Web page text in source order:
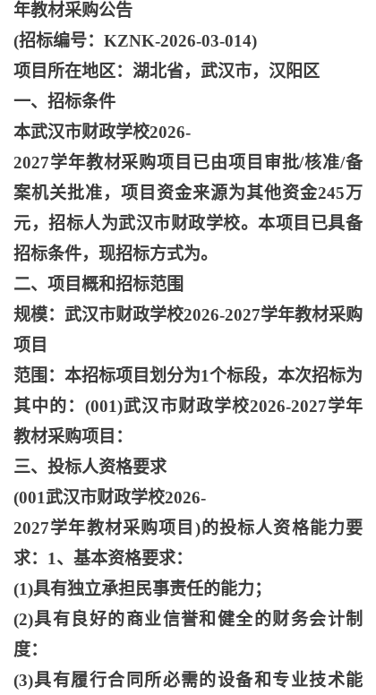
年教材采购公告
(招标编号：KZNK-2026-03-014)
项目所在地区：湖北省，武汉市，汉阳区
一、招标条件
本武汉市财政学校2026-
2027学年教材采购项目已由项目审批/核准/备
案机关批准，项目资金来源为其他资金245万
元，招标人为武汉市财政学校。本项目已具备
招标条件，现招标方式为。
二、项目概和招标范围
规模：武汉市财政学校2026-2027学年教材采购
项目
范围：本招标项目划分为1个标段，本次招标为
其中的：(001)武汉市财政学校2026-2027学年
教材采购项目：
三、投标人资格要求
(001武汉市财政学校2026-
2027学年教材采购项目)的投标人资格能力要
求：1、基本资格要求：
(1)具有独立承担民事责任的能力；
(2)具有良好的商业信誉和健全的财务会计制
度：
(3)具有履行合同所必需的设备和专业技术能